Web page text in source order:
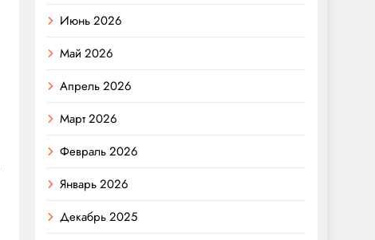
Июнь 2026
Май 2026
Апрель 2026
Март 2026
Февраль 2026
Январь 2026
Декабрь 2025